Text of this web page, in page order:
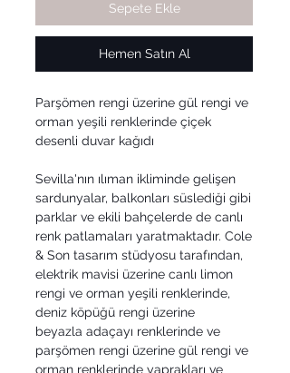
Sepete Ekle
Hemen Satın Al
Parşömen rengi üzerine gül rengi ve
orman yeşili renklerinde çiçek
desenli duvar kağıdı
Sevilla'nın ılıman ikliminde gelişen
sardunyalar, balkonları süslediği gibi
parklar ve ekili bahçelerde de canlı
renk patlamaları yaratmaktadır. Cole
& Son tasarım stüdyosu tarafından,
elektrik mavisi üzerine canlı limon
rengi ve orman yeşili renklerinde,
deniz köpüğü rengi üzerine
beyazla adaçayı renklerinde ve
parşömen rengi üzerine gül rengi ve
orman renklerinde yaprakları ve